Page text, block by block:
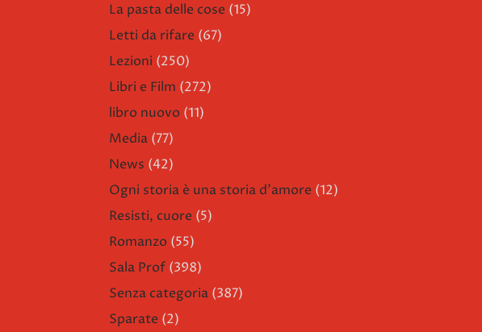
La pasta delle cose (15)
Letti da rifare (67)
Lezioni (250)
Libri e Film (272)
libro nuovo (11)
Media (77)
News (42)
Ogni storia è una storia d'amore (12)
Resisti, cuore (5)
Romanzo (55)
Sala Prof (398)
Senza categoria (387)
Sparate (2)